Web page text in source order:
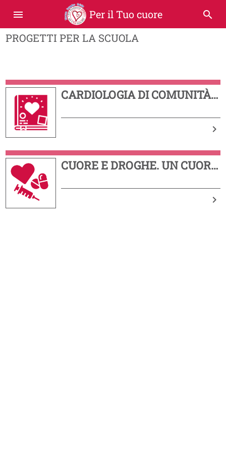
menu Per il Tuo cuore search
PROGETTI PER LA SCUOLA
CARDIOLOGIA DI COMUNITÀ
keyboard_arrow_right
CUORE E DROGHE. UN CUORE
keyboard_arrow_right